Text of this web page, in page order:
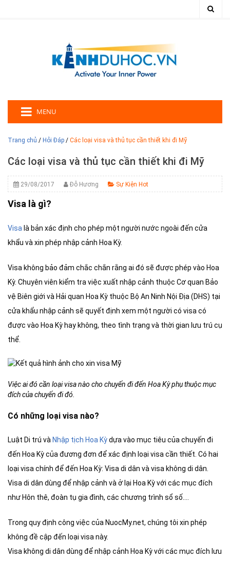
MENU
Trang chủ / Hỏi Đáp / Các loại visa và thủ tục cần thiết khi đi Mỹ
Các loại visa và thủ tục cần thiết khi đi Mỹ
29/08/2017 Đỗ Hương Sự Kiện Hot
Visa là gì?
Visa là bản xác định cho phép một người nước ngoài đến cửa
khẩu và xin phép nhập cảnh Hoa Kỳ.
Visa không bảo đảm chắc chắn rằng ai đó sẽ được phép vào Hoa
Kỳ. Chuyên viên kiểm tra việc xuất nhập cảnh thuộc Cơ quan Bảo
vệ Biên giới và Hải quan Hoa Kỳ thuộc Bộ An Ninh Nội Địa (DHS) tại
cửa khẩu nhập cảnh sẽ quyết định xem một người có visa có
được vào Hoa Kỳ hay không, theo tình trạng và thời gian lưu trú cụ
thể.
Việc ai đó cần loại visa nào cho chuyến đi đến Hoa Kỳ phụ thuộc mục
đích của chuyến đi đó.
Có những loại visa nào?
Luật Di trú và Nhập tịch Hoa Kỳdựa vào mục tiêu của chuyến đi
đến Hoa Kỳ của đương đơn để xác định loại visa cần thiết. Có hai
loại visa chính để đến Hoa Kỳ: Visa di dân và visa không di dân.
Visa di dân dùng để nhập cảnh và ở lại Hoa Kỳ với các mục đích
như Hôn thê, đoàn tụ gia đình, các chương trình sổ số….
Trong quy định công việc của NuocMy.net, chúng tôi xin phép
không đề cập đến loại visa này.
Visa không di dân dùng để nhập cảnh Hoa Kỳ với các mục đích lưu